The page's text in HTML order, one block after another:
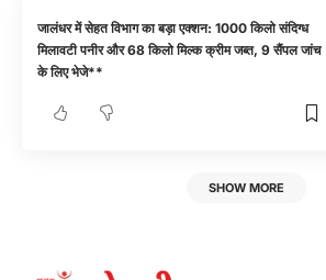
जालंधर में सेहत विभाग का बड़ा एक्शन: 1000 किलो संदिग्ध
मिलावटी पनीर और 68 किलो मिल्क क्रीम जब्त, 9 सैंपल जांच
के लिए भेजे**
SHOW MORE